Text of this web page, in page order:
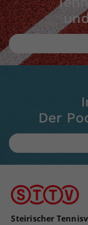
Der
Steirischer